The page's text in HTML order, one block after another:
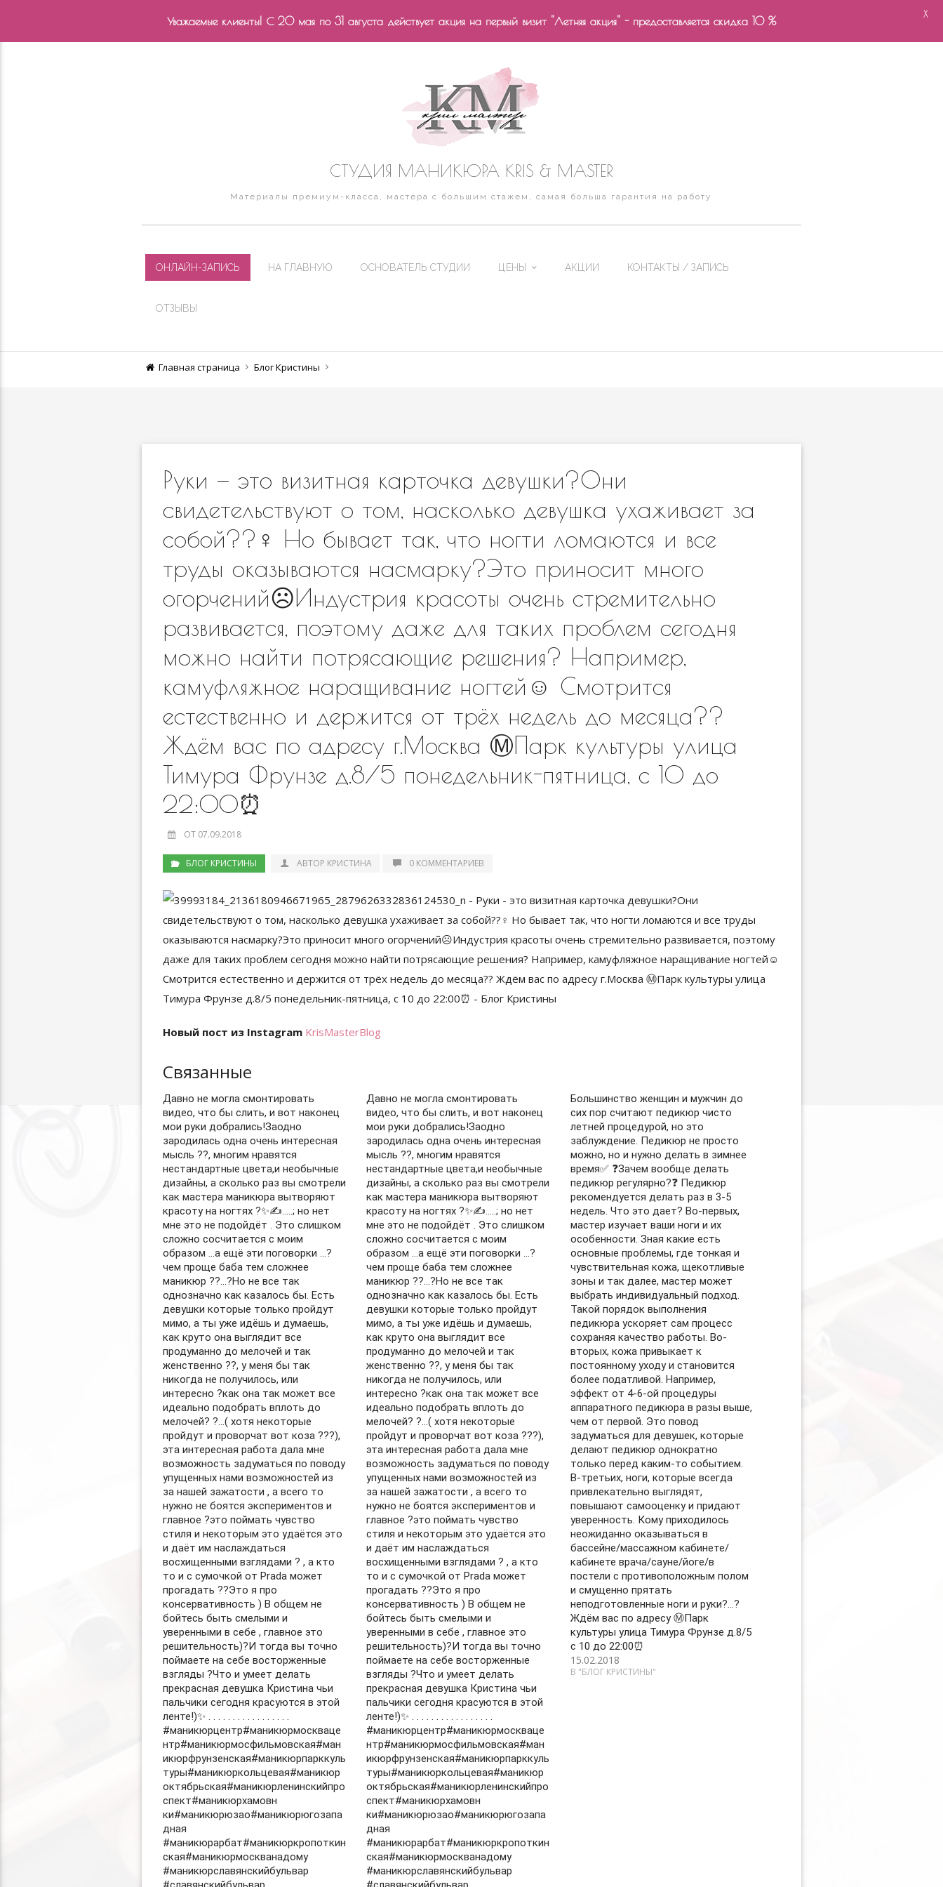
СТУДИЯ МАНИКЮРА KRIS & MASTER
Материалы премиум-класса, мастера с большим стажем, самая больша гарантия на работу
ОНЛАЙН-ЗАПИСЬ НА ГЛАВНУЮ ОСНОВАТЕЛЬ СТУДИИ ЦЕНЫ АКЦИИ КОНТАКТЫ / ЗАПИСЬ
ОТЗЫВЫ
Главная страница Блог Кристины
Руки — это визитная карточка девушки?Они
свидетельствуют о том, насколько девушка ухаживает за
собой??‍♀️ Но бывает так, что ногти ломаются и все
труды оказываются насмарку?Это приносит много
огорчений☹️Индустрия красоты очень стремительно
развивается, поэтому даже для таких проблем сегодня
можно найти потрясающие решения? Например,
камуфляжное наращивание ногтей☺️ Смотрится
естественно и держится от трёх недель до месяца??
Ждём вас по адресу г.Москва Ⓜ️Парк культуры улица
Тимура Фрунзе д.8/5 понедельник-пятница, с 10 до
22:00⏰
ОТ 07.09.2018
БЛОГ КРИСТИНЫ АВТОР КРИСТИНА 0 КОММЕНТАРИЕВ
Новый пост из Instagram KrisMasterBlog
Связанные
Давно не могла смонтировать
видео, что бы слить, и вот наконец
мои руки добрались!Заодно
зародилась одна очень интересная
мысль ??, многим нравятся
нестандартные цвета,и необычные
дизайны, а сколько раз вы смотрели
как мастера маникюра вытворяют
красоту на ногтях ?✨✍️…..; но нет
мне это не подойдёт . Это слишком
сложно сосчитается с моим
образом …а ещё эти поговорки …?
чем проще баба тем сложнее
маникюр ??…?Но не все так
однозначно как казалось бы. Есть
девушки которые только пройдут
мимо, а ты уже идёшь и думаешь,
как круто она выглядит все
продуманно до мелочей и так
женственно ??, у меня бы так
никогда не получилось, или
интересно ?как она так может все
идеально подобрать вплоть до
мелочей? ?…( хотя некоторые
пройдут и проворчат вот коза ???),
эта интересная работа дала мне
возможность задуматься по поводу
упущенных нами возможностей из
за нашей зажатости , а всего то
нужно не боятся экспериментов и
главное ?это поймать чувство
стиля и некоторым это удаётся это
и даёт им наслаждаться
восхищенными взглядами ? , а кто
то и с сумочкой от Prada может
прогадать ??Это я про
консервативность ) В общем не
бойтесь быть смелыми и
уверенными в себе , главное это
решительность)?И тогда вы точно
поймаете на себе восторженные
взгляды ?Что и умеет делать
прекрасная девушка Кристина чьи
пальчики сегодня красуются в этой
ленте!)✨ . . . . . . . . . . . . . . . . .
#маникюрцентр#маникюрмоскваце
нтр#маникюрмосфильмовская#ман
икюрфрунзенская#маникюрпарккуль
туры#маникюркольцевая#маникюр
октябрьская#маникюрленинскийпро
спект#маникюрхамовн
ки#маникюрюзао#маникюрюгозапа
дная
#маникюрарбат#маникюркропоткин
ская#маникюрмоскванадому
#маникюрславянскийбульвар
Давно не могла смонтировать
видео, что бы слить, и вот наконец
мои руки добрались!Заодно
зародилась одна очень интересная
мысль ??, многим нравятся
нестандартные цвета,и необычные
дизайны, а сколько раз вы смотрели
как мастера маникюра вытворяют
красоту на ногтях ?✨✍️…..; но нет
мне это не подойдёт . Это слишком
сложно сосчитается с моим
образом …а ещё эти поговорки …?
чем проще баба тем сложнее
маникюр ??…?Но не все так
однозначно как казалось бы. Есть
девушки которые только пройдут
мимо, а ты уже идёшь и думаешь,
как круто она выглядит все
продуманно до мелочей и так
женственно ??, у меня бы так
никогда не получилось, или
интересно ?как она так может все
идеально подобрать вплоть до
мелочей? ?…( хотя некоторые
пройдут и проворчат вот коза ???),
эта интересная работа дала мне
возможность задуматься по поводу
упущенных нами возможностей из
за нашей зажатости , а всего то
нужно не боятся экспериментов и
главное ?это поймать чувство
стиля и некоторым это удаётся это
и даёт им наслаждаться
восхищенными взглядами ? , а кто
то и с сумочкой от Prada может
прогадать ??Это я про
консервативность ) В общем не
бойтесь быть смелыми и
уверенными в себе , главное это
решительность)?И тогда вы точно
поймаете на себе восторженные
взгляды ?Что и умеет делать
прекрасная девушка Кристина чьи
пальчики сегодня красуются в этой
ленте!)✨ . . . . . . . . . . . . . . . . .
#маникюрцентр#маникюрмоскваце
нтр#маникюрмосфильмовская#ман
икюрфрунзенская#маникюрпарккуль
туры#маникюркольцевая#маникюр
октябрьская#маникюрленинскийпро
спект#маникюрхамовн
ки#маникюрюзао#маникюрюгозапа
дная
#маникюрарбат#маникюркропоткин
ская#маникюрмоскванадому
#маникюрславянскийбульвар
Большинство женщин и мужчин до
сих пор считают педикюр чисто
летней процедурой, но это
заблуждение. Педикюр не просто
можно, но и нужно делать в зимнее
время✅ ❓Зачем вообще делать
педикюр регулярно?❓ Педикюр
рекомендуется делать раз в 3-5
недель. Что это дает? Во-первых,
мастер изучает ваши ноги и их
особенности. Зная какие есть
основные проблемы, где тонкая и
чувствительная кожа, щекотливые
зоны и так далее, мастер может
выбрать индивидуальный подход.
Такой порядок выполнения
педикюра ускоряет сам процесс
сохраняя качество работы. Во-
вторых, кожа привыкает к
постоянному уходу и становится
более податливой. Например,
эффект от 4-6-ой процедуры
аппаратного педикюра в разы выше,
чем от первой. Это повод
задуматься для девушек, которые
делают педикюр однократно
только перед каким-то событием.
В-третьих, ноги, которые всегда
привлекательно выглядят,
повышают самооценку и придают
уверенность. Кому приходилось
неожиданно оказываться в
бассейне/массажном кабинете/
кабинете врача/сауне/йоге/в
постели с противоположным полом
и смущенно прятать
неподготовленные ноги и руки?…?
Ждём вас по адресу Ⓜ️Парк
культуры улица Тимура Фрунзе д.8/5
с 10 до 22:00⏰
15.02.2018
В "БЛОГ КРИСТИНЫ"
Уважаемые клиенты! С 20 мая по 31 августа действует акция на первый визит "Летняя акция" - предоставляется скидка 10 %
X